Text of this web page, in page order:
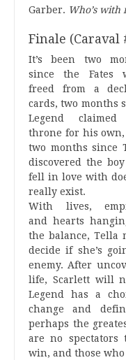
Garber. Who’s with
Finale (Caraval
It’s been two
since the Fates
freed from a
cards, two months
Legend claimed
throne for his own,
two months since
discovered the
fell in love with
really exist.
With lives,
and hearts
the balance, Tella
decide if she’s
enemy. After
life, Scarlett will
Legend has a
change and
perhaps the
are no
win, and those